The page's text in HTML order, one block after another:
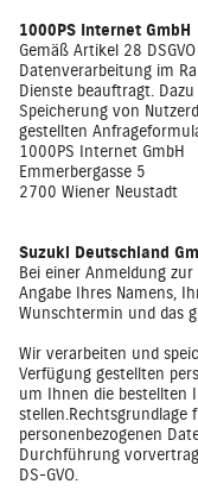
1000PS Internet GmbH
Gemäß Artikel 28
Datenverarbeitung im
Dienste beauftragt.
Speicherung von
gestellten
1000PS Internet GmbH
Emmerbergasse 5
2700 Wiener Neustadt
Suzuki Deutschland
Bei einer Anmeldung
Angabe Ihres Namens,
Wunschtermin und das
Wir verarbeiten und
Verfügung gestellten
um Ihnen die bestellten
stellen.Rechtsgrundlage
personenbezogenen
Durchführung
DS-GVO.